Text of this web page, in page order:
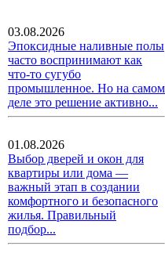
03.08.2026
Эпоксидные наливные полы
часто воспринимают как
что-то сугубо
промышленное. Но на самом
деле это решение активно...
01.08.2026
Выбор дверей и окон для
квартиры или дома —
важный этап в создании
комфортного и безопасного
жилья. Правильный
подбор...